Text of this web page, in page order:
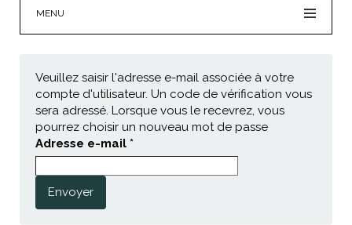
MENU
Veuillez saisir l'adresse e-mail associée à votre
compte d'utilisateur. Un code de vérification vous
sera adressé. Lorsque vous le recevrez, vous
pourrez choisir un nouveau mot de passe
Adresse e-mail *
Envoyer